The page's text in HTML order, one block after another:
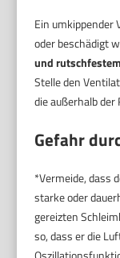
Ein umkippender
oder beschädigt
und
Stelle den
die außerhalb
Gefahr
*Vermeide, dass
starke oder
gereizten
so, dass er die